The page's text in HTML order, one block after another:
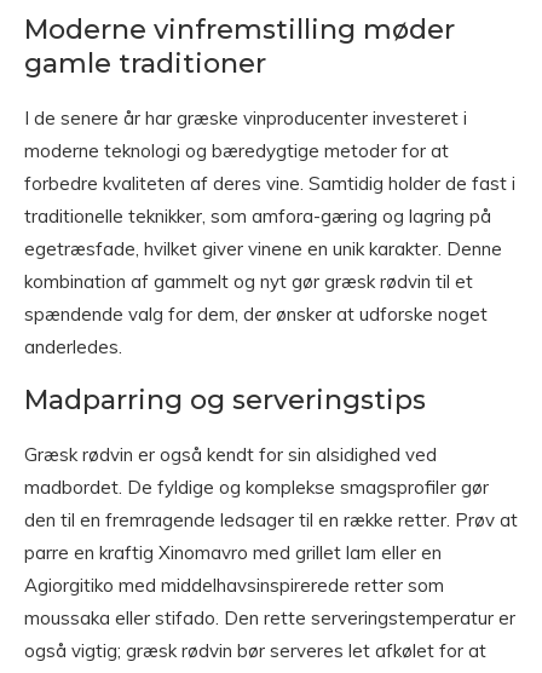
Moderne vinfremstilling møder
gamle traditioner
I de senere år har græske vinproducenter investeret i
moderne teknologi og bæredygtige metoder for at
forbedre kvaliteten af deres vine. Samtidig holder de fast i
traditionelle teknikker, som amfora-gæring og lagring på
egetræsfade, hvilket giver vinene en unik karakter. Denne
kombination af gammelt og nyt gør græsk rødvin til et
spændende valg for dem, der ønsker at udforske noget
anderledes.
Madparring og serveringstips
Græsk rødvin er også kendt for sin alsidighed ved
madbordet. De fyldige og komplekse smagsprofiler gør
den til en fremragende ledsager til en række retter. Prøv at
parre en kraftig Xinomavro med grillet lam eller en
Agiorgitiko med middelhavsinspirerede retter som
moussaka eller stifado. Den rette serveringstemperatur er
også vigtig; græsk rødvin bør serveres let afkølet for at